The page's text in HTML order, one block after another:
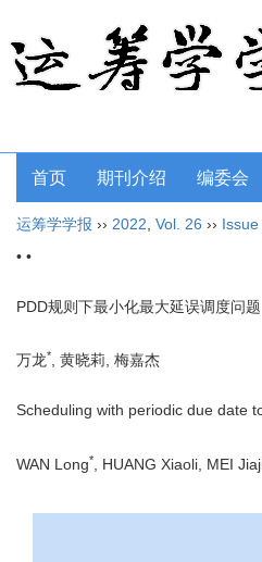
首页 期刊介绍 编委会
运筹学学报 ›› 2022 Vol. 26 ›› Issue
• •
PDD规则下最小化最大延误调度问题
万龙*, 黄晓莉, 梅嘉杰
Scheduling with periodic due date
WAN Long* , HUANG Xiaoli, MEI